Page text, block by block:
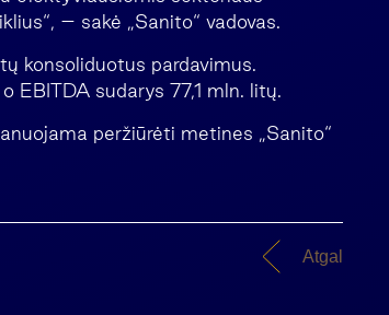
– sakė „Sanito“ vadovas.
konsoliduotus pardavimus.
EBITDA sudarys 77,1 mln. litų.
peržiūrėti metines „Sanito“
Atgal